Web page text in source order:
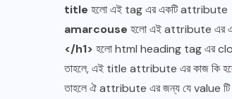
title হলো এই tag এর একটি attribute
amarcouse হলো এই attribute এর
</h1> হলো html heading tag এর
তাহলে, এই title attribute এর কাজ কি
তাহলে ঐ attribute এর জন্য যে value টি